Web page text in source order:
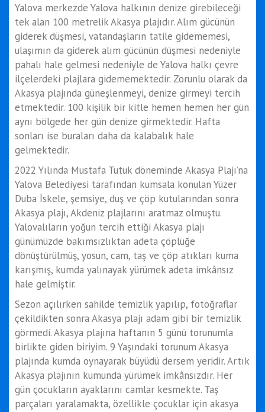
Yalova merkezde Yalova halkının denize girebileceği
tek alan 100 metrelik Akasya plajıdır. Alım gücünün
giderek düşmesi, vatandaşların tatile gidememesi,
ulaşımın da giderek alım gücünün düşmesi nedeniyle
pahalı hale gelmesi nedeniyle de Yalova halkı çevre
ilçelerdeki plajlara gidememektedir. Zorunlu olarak da
Akasya plajında güneşlenmeyi, denize girmeyi tercih
etmektedir. 100 kişilik bir kitle hemen hemen her gün
aynı bölgede her gün denize girmektedir. Hafta
sonları ise buraları daha da kalabalık hale
gelmektedir.
2022 Yılında Mustafa Tutuk döneminde Akasya Plajı’na
Yalova Belediyesi tarafından kumsala konulan Yüzer
Duba İskele, şemsiye, duş ve çöp kutularından sonra
Akasya plajı, Akdeniz plajlarını aratmaz olmuştu.
Yalovalıların yoğun tercih ettiği Akasya plajı
günümüzde bakımsızlıktan adeta çöplüğe
dönüştürülmüş, yosun, cam, taş ve çöp atıkları kuma
karışmış, kumda yalınayak yürümek adeta imkânsız
hale gelmiştir.
Sezon açılırken sahilde temizlik yapılıp, fotoğraflar
çekildikten sonra Akasya plajı adam gibi bir temizlik
görmedi. Akasya plajına haftanın 5 günü torunumla
birlikte giden biriyim. 9 Yaşındaki torunum Akasya
plajında kumda oynayarak büyüdü dersem yeridir. Artık
Akasya plajının kumunda yürümek imkânsızdır. Her
gün çocukların ayaklarını camlar kesmekte. Taş
parçaları yaralamakta, özellikle çocuklar için akasya